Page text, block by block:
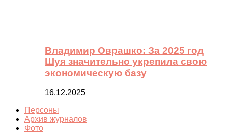
Владимир Оврашко: За 2025 год
Шуя значительно укрепила свою
экономическую базу
16.12.2025
Персоны
Архив журналов
Фото